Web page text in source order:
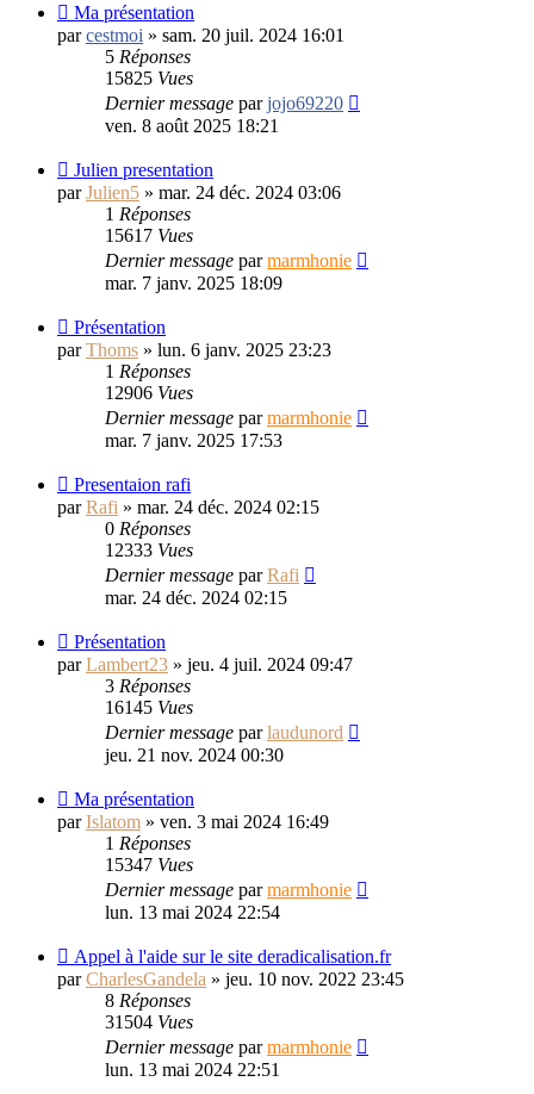
Ma présentation
parcestmoi » sam. 20 juil. 2024 16:01
5 Réponses
15825 Vues
Dernier message parjojo69220
ven. 8 août 2025 18:21
Julien presentation
parJulien5 » mar. 24 déc. 2024 03:06
1 Réponses
15617 Vues
Dernier message parmarmhonie
mar. 7 janv. 2025 18:09
Présentation
parThoms » lun. 6 janv. 2025 23:23
1 Réponses
12906 Vues
Dernier message parmarmhonie
mar. 7 janv. 2025 17:53
Presentaion rafi
parRafi » mar. 24 déc. 2024 02:15
0 Réponses
12333 Vues
Dernier message parRafi
mar. 24 déc. 2024 02:15
Présentation
parLambert23 » jeu. 4 juil. 2024 09:47
3 Réponses
16145 Vues
Dernier message parlaudunord
jeu. 21 nov. 2024 00:30
Ma présentation
parIslatom » ven. 3 mai 2024 16:49
1 Réponses
15347 Vues
Dernier message parmarmhonie
lun. 13 mai 2024 22:54
Appel à l'aide sur le site deradicalisation.fr
parCharlesGandela » jeu. 10 nov. 2022 23:45
8 Réponses
31504 Vues
Dernier message parmarmhonie
lun. 13 mai 2024 22:51